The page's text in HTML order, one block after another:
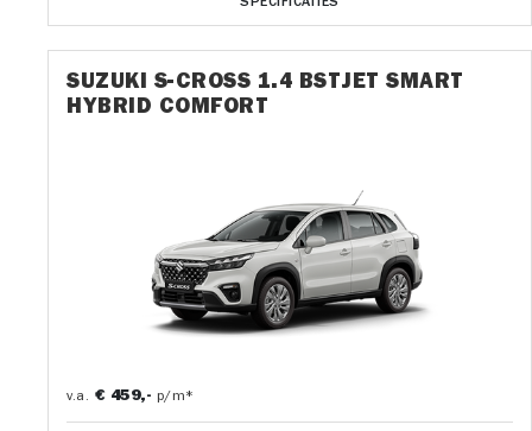
SUZUKI S-CROSS 1.4 BSTJET SMART
HYBRID COMFORT
v.a. € 459,- p/m*